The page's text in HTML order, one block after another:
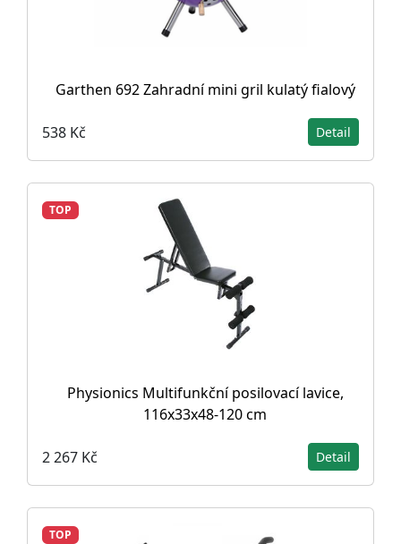
Garthen 692 Zahradní mini gril kulatý fialový
538 Kč Detail
TOP
Physionics Multifunkční posilovací lavice,
116x33x48-120 cm
2 267 Kč Detail
TOP